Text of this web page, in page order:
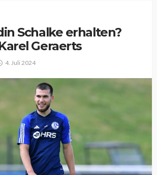
Schalke erhalten?
Geraerts
4. Juli 2024